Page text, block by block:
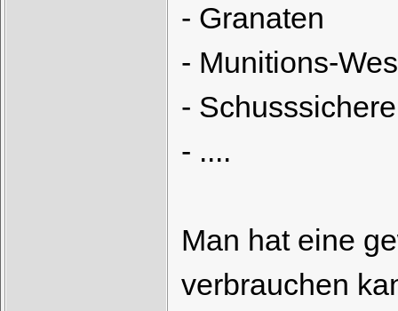
- Granaten
- Munitions-
-
- ....
Man hat eine
verbrauchen